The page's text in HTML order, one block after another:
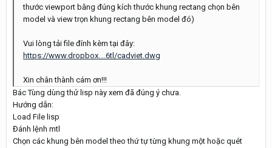
thước viewport bằng đúng kích thước khung rectang chọn bên
model và view trọn khung rectang bên model đó)
Vui lòng tải file đính kèm tại đây:
https://www.dropbox....6tl/cadviet.dwg
Xin chân thành cám ơn!!!
Bác Tùng dùng thử lisp này xem đã đúng ý chưa.
Hướng dẫn:
Load File lisp
Đánh lệnh mtl
Chọn các khung bên model theo thứ tự từng khung một hoặc quét